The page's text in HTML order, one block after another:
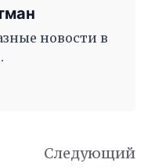
новости в
Следующий